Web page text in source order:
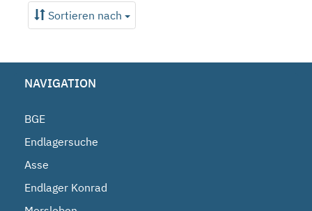
Sortieren nach
NAVIGATION
BGE
Endlagersuche
Asse
Endlager Konrad